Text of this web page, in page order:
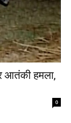
आतंकी हमला,
0